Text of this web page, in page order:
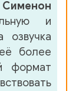
Сименон
и
озвучка
более
формат